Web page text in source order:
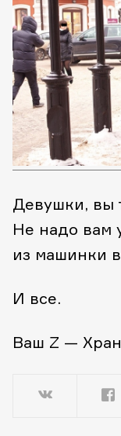
Девушки, вы
Не надо вам
из машинки
И все.
Ваш Z —